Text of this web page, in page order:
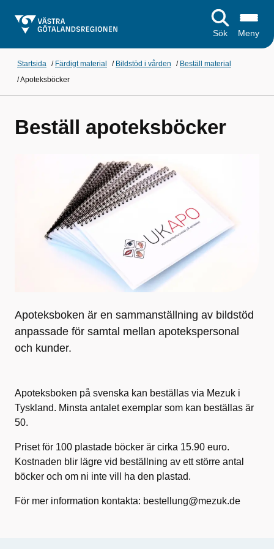
Sök Meny
Startsida / Färdigt material / Bildstöd i vården / Beställ material
/Apoteksböcker
Beställ apoteksböcker
Apoteksboken är en sammanställning av bildstöd
anpassade för samtal mellan apotekspersonal
och kunder.
Apoteksboken på svenska kan beställas via Mezuk i
Tyskland. Minsta antalet exemplar som kan beställas är
50.
Priset för 100 plastade böcker är cirka 15.90 euro.
Kostnaden blir lägre vid beställning av ett större antal
böcker och om ni inte vill ha den plastad.
För mer information kontakta: bestellung@mezuk.de